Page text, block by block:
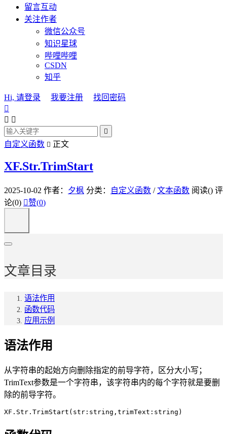
留言互动
关注作者
微信公众号
知识星球
哔哩哔哩
CSDN
知乎
Hi, 请登录 我要注册
找回密码

 

自定义函数  正文
XF.Str.TrimStart
2025-10-02 作者： 夕枫 分类： 自定义函数 /文本函数 阅读() 评
论(0) 赞(0)
文章目录
语法作用
函数代码
应用示例
语法作用
从字符串的起始方向删除指定的前导字符，区分大小写；
TrimText参数是一个字符串，该字符串内的每个字符就是要删
除的前导字符。
XF.Str.TrimStart(str:string,trimText:string)